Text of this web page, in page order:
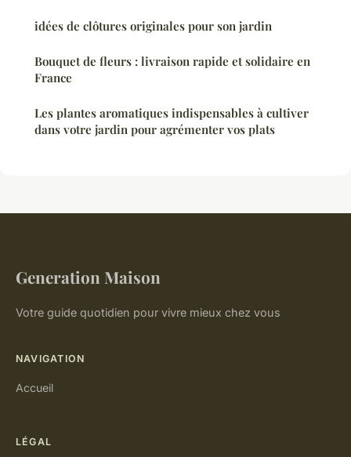
idées de clôtures originales pour son jardin
Bouquet de fleurs : livraison rapide et solidaire en
France
Les plantes aromatiques indispensables à cultiver
dans votre jardin pour agrémenter vos plats
Generation Maison
Votre guide quotidien pour vivre mieux chez vous
NAVIGATION
Accueil
LÉGAL